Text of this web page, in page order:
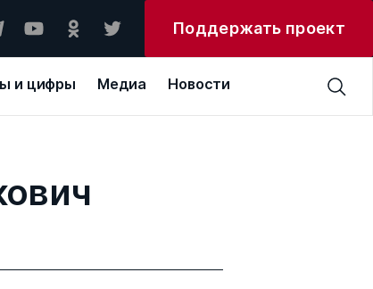
Поддержать проект
и цифры Медиа Новости